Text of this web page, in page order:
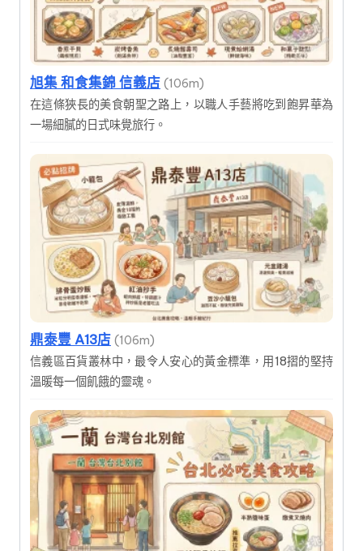
旭集 和食集錦 信義店 (106m)
在這條狹長的美食朝聖之路上，以職人手藝將吃到飽昇華為
一場細膩的日式味覺旅行。
鼎泰豐 A13店 (106m)
信義區百貨叢林中，最令人安心的黃金標準，用18摺的堅持
溫暖每一個飢餓的靈魂。